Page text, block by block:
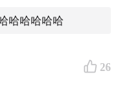
哈哈哈哈哈
26